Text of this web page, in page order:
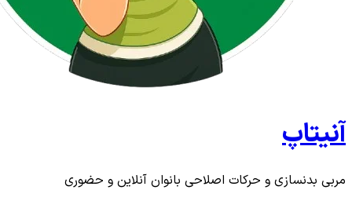
آنیتاپ
مربی بدنسازی و حرکات اصلاحی بانوان آنلاین و حضوری